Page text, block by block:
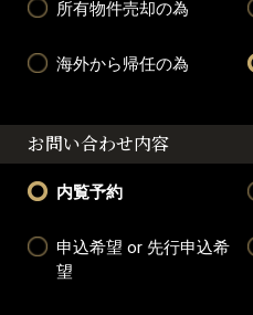
所有物件売却の為
海外から帰任の為
お問い合わせ内容
内覧予約
申込希望 or 先行申込希
望